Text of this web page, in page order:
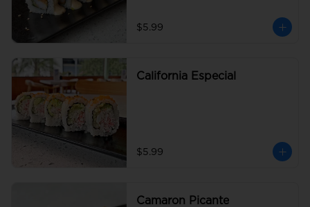
$5.99
California Especial
$5.99
Camaron Picante